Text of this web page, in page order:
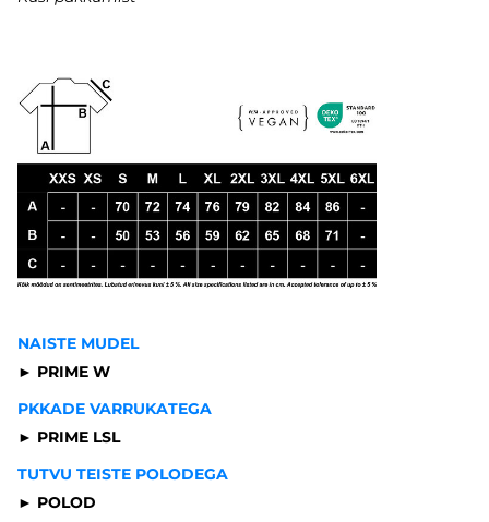
NAISTE MUDEL
► PRIME W
PKKADE VARRUKATEGA
► PRIME LSL
TUTVU TEISTE POLODEGA
► POLOD